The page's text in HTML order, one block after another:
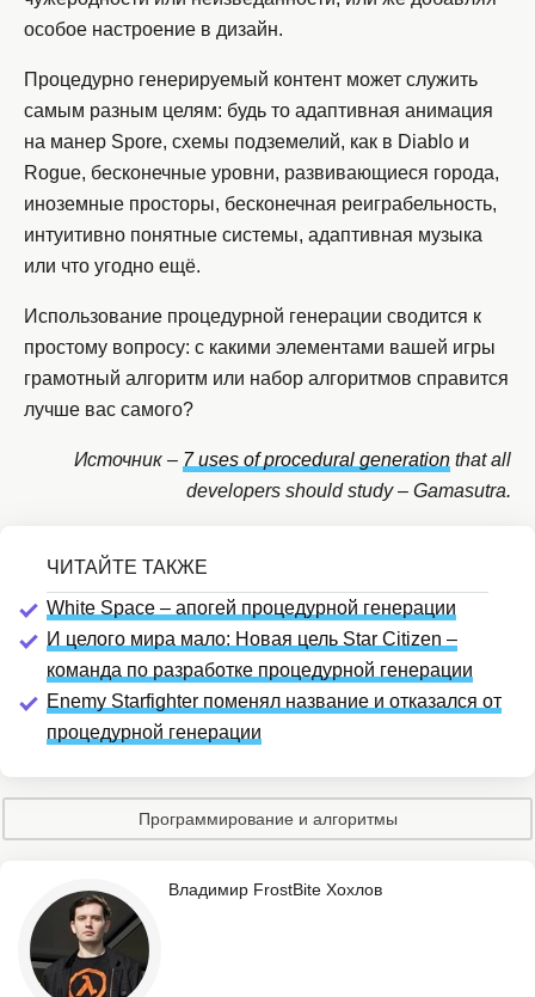
особое настроение в дизайн.
Процедурно генерируемый контент может служить
самым разным целям: будь то адаптивная анимация
на манер Spore, схемы подземелий, как в Diablo и
Rogue, бесконечные уровни, развивающиеся города,
иноземные просторы, бесконечная реиграбельность,
интуитивно понятные системы, адаптивная музыка
или что угодно ещё.
Использование процедурной генерации сводится к
простому вопросу: с какими элементами вашей игры
грамотный алгоритм или набор алгоритмов справится
лучше вас самого?
Источник – 7 uses of procedural generation that all
developers should study – Gamasutra.
White Space – апогей процедурной генерации
И целого мира мало: Новая цель Star Citizen –
команда по разработке процедурной генерации
Enemy Starfighter поменял название и отказался от
процедурной генерации
Программирование и алгоритмы
Владимир FrostBite Хохлов